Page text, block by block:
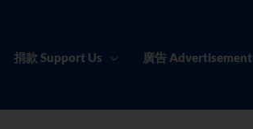
捐款 Support Us 廣告 Advertisement